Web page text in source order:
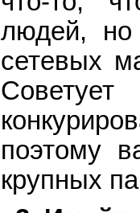
людей, но
сетевых
поэтому
крупных